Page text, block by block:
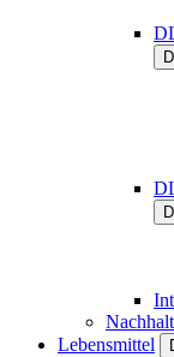
Lebensmittel